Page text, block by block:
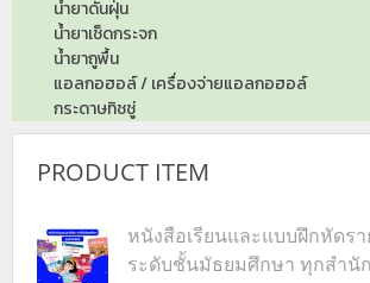
น้ำยาดันฝุ่น
น้ำยาเช็ดกระจก
น้ำยาถูพื้น
แอลกอฮอล์ / เครื่องจ่ายแอลกอฮอล์
กระดาษทิชชู่
PRODUCT ITEM
หนังสือเรียนและแบบฝึกหัดร
ระดับชั้นมัธยมศึกษา ทุกสำนั